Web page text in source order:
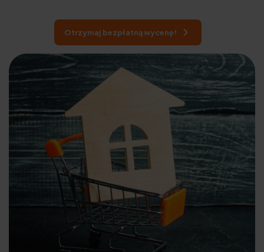
Otrzymaj bezpłatną wycenę!